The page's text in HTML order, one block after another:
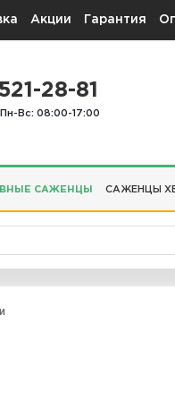
Акции Гарантия
28-81
Пн-Вс: 08:00-17:00
САЖЕНЦЫ САЖЕНЦЫ